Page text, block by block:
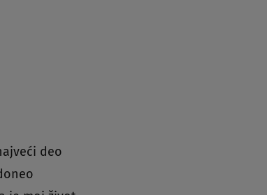
deo